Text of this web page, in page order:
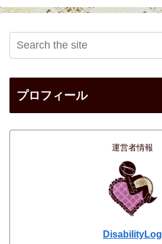
プロフィール
運営者情報
DisabilityLog